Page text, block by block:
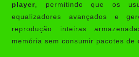
player , permitindo que os
equalizadores avançados e
reprodução inteiras
memória sem consumir pacotes de